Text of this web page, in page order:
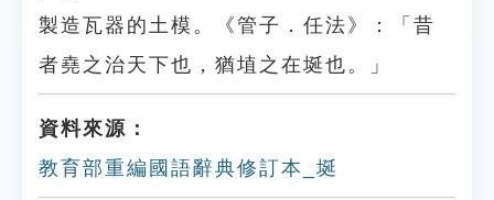
製造瓦器的土模。《管子．任法》：「昔
者堯之治天下也，猶埴之在埏也。」
資料來源：
教育部重編國語辭典修訂本_埏